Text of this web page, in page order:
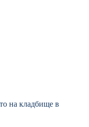
на кладбище в